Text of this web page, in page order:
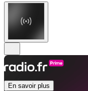
En savoir plus